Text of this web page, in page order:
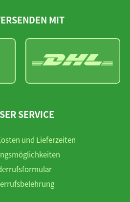
MIT
SERVICE
und Lieferzeiten